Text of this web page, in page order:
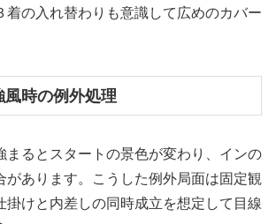
着の入れ替わりも意識して広めのカバー
風時の例外処理
まるとスタートの景色が変わり、インの
があります。こうした例外局面は固定観
掛けと内差しの同時成立を想定して目線